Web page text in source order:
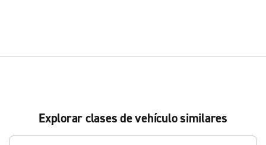
Explorar clases de vehículo similares